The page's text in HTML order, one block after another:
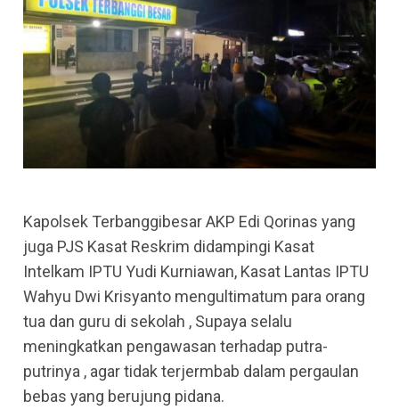
Kapolsek Terbanggibesar AKP Edi Qorinas yang
juga PJS Kasat Reskrim didampingi Kasat
Intelkam IPTU Yudi Kurniawan, Kasat Lantas IPTU
Wahyu Dwi Krisyanto mengultimatum para orang
tua dan guru di sekolah , Supaya selalu
meningkatkan pengawasan terhadap putra-
putrinya , agar tidak terjermbab dalam pergaulan
bebas yang berujung pidana.